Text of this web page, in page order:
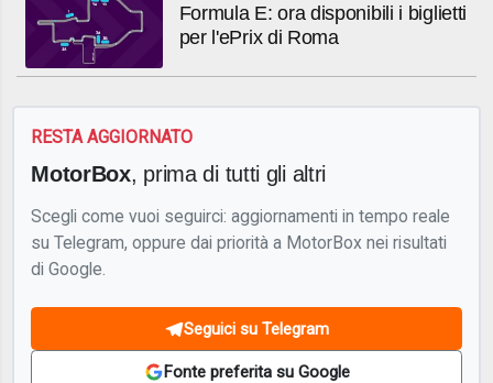
Formula E: ora disponibili i biglietti
per l'ePrix di Roma
RESTA AGGIORNATO
MotorBox, prima di tutti gli altri
Scegli come vuoi seguirci: aggiornamenti in tempo reale
su Telegram, oppure dai priorità a MotorBox nei risultati
di Google.
Seguici su Telegram
Fonte preferita su Google